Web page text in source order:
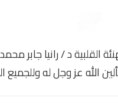
القلبية د / رانيا جابر
الله عز وجل له وللجميع